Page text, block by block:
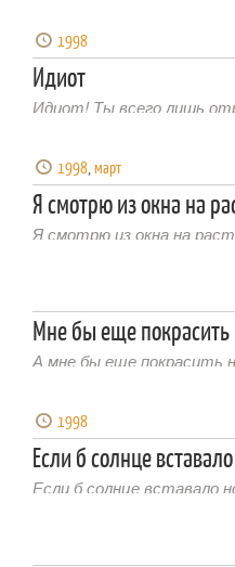
1998
Идиот
Идиот! Ты всего лишь
1998,март
Я смотрю из окна на
Я смотрю из окна на
Мне бы еще покрасить
А мне бы еще покрасить
1998
Если б солнце
Если б солнце вставало